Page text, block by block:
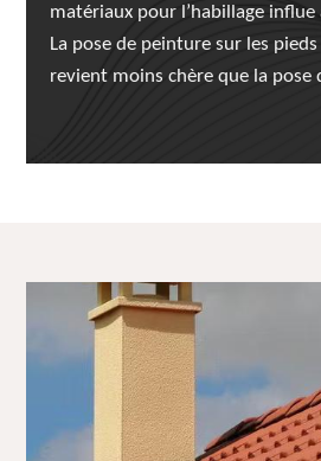
matériaux pour l’habillage influe
La pose de peinture sur les
revient moins chère que la pose